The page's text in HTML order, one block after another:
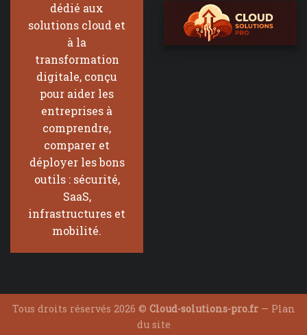
dédié aux
solutions cloud et
à la
transformation
digitale, conçu
pour aider les
entreprises à
comprendre,
comparer et
déployer les bons
outils : sécurité,
SaaS,
infrastructures et
mobilité.
Tous droits réservés 2026 © Cloud-solutions-pro.fr— Plan
du site